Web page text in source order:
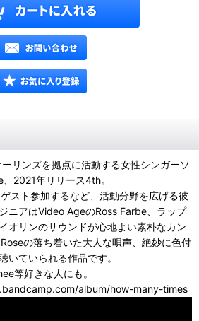
リンズを拠点に活動する女性シンガーソ
2021年リリース4th。
スト参加するなど、活動分野を広げる彼
ニアはVideo AgeのRoss Farbe、ラップ
オリンのサウンドが心地よい素朴なカン
の落ち着いた大人な唄声、絶妙に色付
いていられる作品です。
等好きな人にも。
album/how-many-times